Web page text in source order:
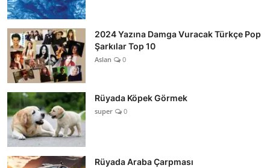
2024 Yazına Damga Vuracak Türkçe Pop
Şarkılar Top 10
Aslan 0
Rüyada Köpek Görmek
super 0
Rüyada Araba Çarpması